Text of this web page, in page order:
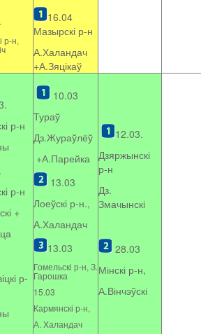
р-н,
16.04
Мазырскі р-н
А.Халандач
+А.Зяцікаў
р-н
р-н
+
р-
10.03
Тураў
Дз.Жураўлёў
+А.Парейка
13.03
Лоеўскі р-н.,
А.Халандач
13.03
Гомельскі р-н, З.
Гарошка
15.03
Кармянскі р-н,
А. Xаландач
12.03.
Дзяржынскі
р-н
Дз.
Змачынскі
28.03
Мінскі р-н,
А.Вінчэўскі